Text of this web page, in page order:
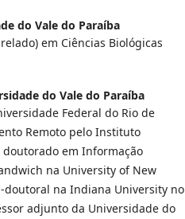
do Vale do Paraíba
em Ciências Biológicas
do Vale do Paraíba
Federal do Rio de
Remoto pelo Instituto
doutorado em Informação
na University of New
doutoral na Indiana University no
adjunto da Universidade do